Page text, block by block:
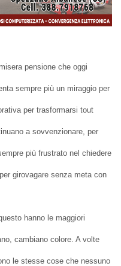
pensione che oggi
sempre più un miraggio per
per trasformarsi tout
a sovvenzionare, per
più frustrato nel chiedere
girovagare senza meta con
hanno le maggiori
cambiano colore. A volte
le stesse cose che nessuno